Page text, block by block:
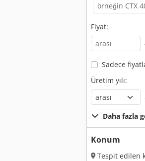
Fiyat:
Sadece
Üretim yılı:
Daha fazla
Konum
Tespit edilen